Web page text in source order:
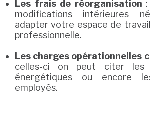
Les frais de réorganisation
modifications intérieures
adapter votre espace de
professionnelle.
Les charges opérationnelles
celles-ci on peut citer les
énergétiques ou encore
employés.